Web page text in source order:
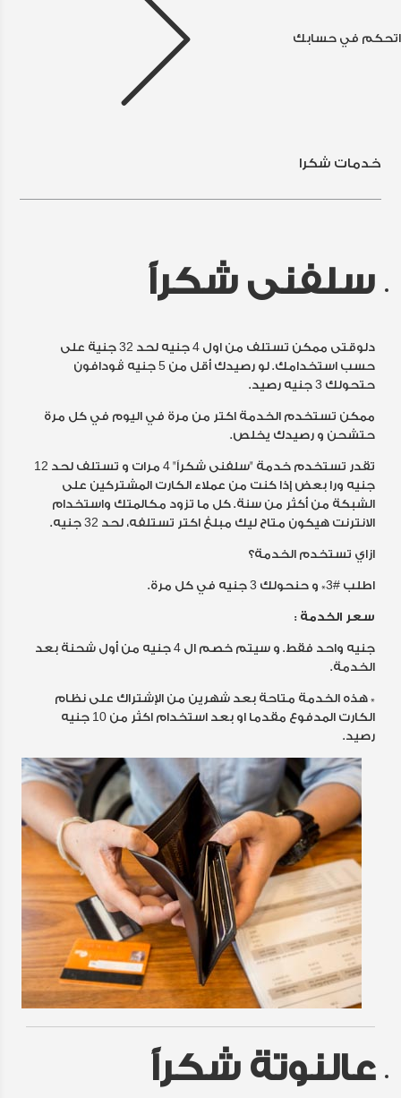
اتحكم في حسابك
خدمات شكرا
سلفنى شكراً
دلوقتى ممكن تستلف من اول 4 جنيه لحد 32 جنية على
حسب استخدامك. لو رصيدك أقل من 5 جنيه ڤودافون
حتحولك 3 جنيه رصيد.
ممكن تستخدم الخدمة اكتر من مرة في اليوم في كل مرة
حتشحن و رصيدك يخلص.
تقدر تستخدم خدمة "سلفنى شكراً" 4 مرات و تستلف لحد 12
جنيه ورا بعض إذا كنت من عملاء الكارت المشتركين على
الشبكة من أكثر من سنة. كل ما تزود مكالمتك واستخدام
الانترنت هيكون متاح ليك مبلغ اكتر تستلفه، لحد 32 جنيه.
ازاي تستخدم الخدمة؟
اطلب #3* و حنحولك 3 جنيه في كل مرة.
سعر الخدمة :
جنيه واحد فقط. و سيتم خصم ال 4 جنيه من أول شحنة بعد
الخدمة.
* هذه الخدمة متاحة بعد شهرين من الإشتراك على نظام
الكارت المدفوع مقدما او بعد استخدام اكثر من 10 جنيه
رصيد.
عالنوتة شكراً